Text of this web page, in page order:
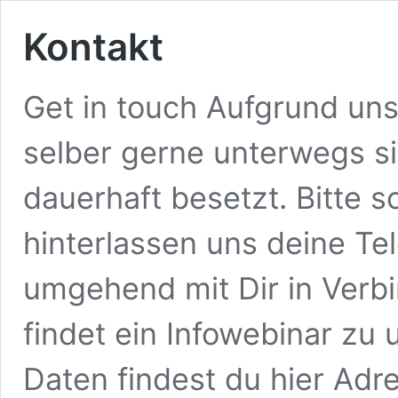
Kontakt
Get in touch Aufgrund
selber gerne unterwegs
dauerhaft besetzt. Bitte
hinterlassen uns deine
umgehend mit Dir in
findet ein Infowebinar zu
Daten findest du hier